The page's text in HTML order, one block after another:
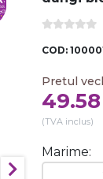
COD:
Pretul
49.58
(TVA inclus)
Marime: